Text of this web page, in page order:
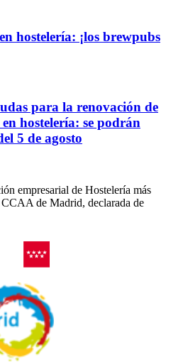
hostelería: ¡los brewpubs
para la renovación de
hostelería: se podrán
5 de agosto
empresarial de Hostelería más
de Madrid, declarada de